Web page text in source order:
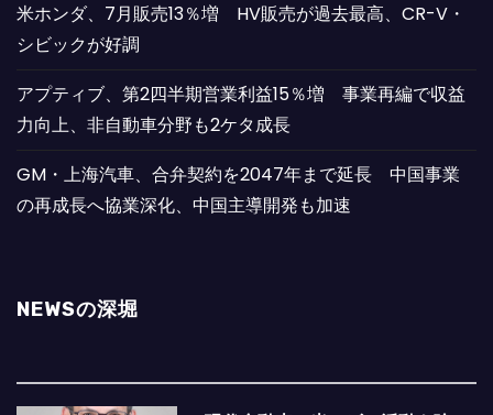
米ホンダ、7月販売13％増 HV販売が過去最高、CR-V・
シビックが好調
アプティブ、第2四半期営業利益15％増 事業再編で収益
力向上、非自動車分野も2ケタ成長
GM・上海汽車、合弁契約を2047年まで延長 中国事業
の再成長へ協業深化、中国主導開発も加速
NEWSの深堀